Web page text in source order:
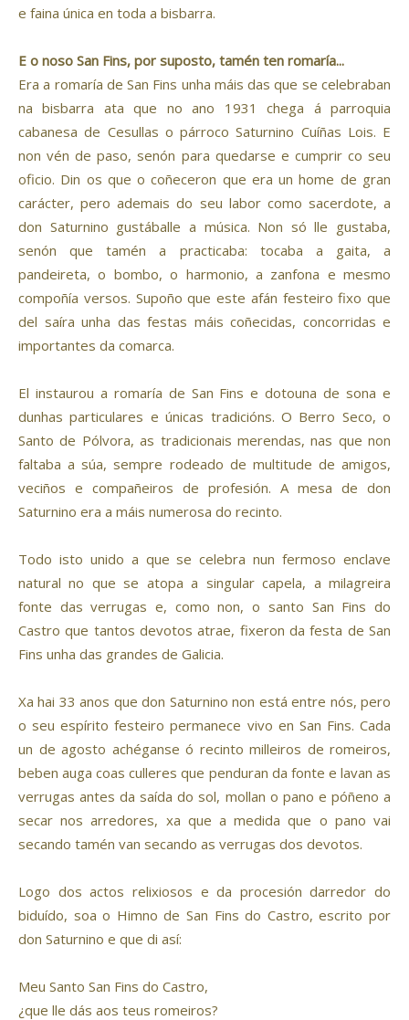
e faina única en toda a bisbarra.
E o noso San Fins, por suposto, tamén ten romaría...
Era a romaría de San Fins unha máis das que se celebraban
na bisbarra ata que no ano 1931 chega á parroquia
cabanesa de Cesullas o párroco Saturnino Cuíñas Lois. E
non vén de paso, senón para quedarse e cumprir co seu
oficio. Din os que o coñeceron que era un home de gran
carácter, pero ademais do seu labor como sacerdote, a
don Saturnino gustáballe a música. Non só lle gustaba,
senón que tamén a practicaba: tocaba a gaita, a
pandeireta, o bombo, o harmonio, a zanfona e mesmo
compoñía versos. Supoño que este afán festeiro fixo que
del saíra unha das festas máis coñecidas, concorridas e
importantes da comarca.
El instaurou a romaría de San Fins e dotouna de sona e
dunhas particulares e únicas tradicións. O Berro Seco, o
Santo de Pólvora, as tradicionais merendas, nas que non
faltaba a súa, sempre rodeado de multitude de amigos,
veciños e compañeiros de profesión. A mesa de don
Saturnino era a máis numerosa do recinto.
Todo isto unido a que se celebra nun fermoso enclave
natural no que se atopa a singular capela, a milagreira
fonte das verrugas e, como non, o santo San Fins do
Castro que tantos devotos atrae, fixeron da festa de San
Fins unha das grandes de Galicia.
Xa hai 33 anos que don Saturnino non está entre nós, pero
o seu espírito festeiro permanece vivo en San Fins. Cada
un de agosto achéganse ó recinto milleiros de romeiros,
beben auga coas culleres que penduran da fonte e lavan as
verrugas antes da saída do sol, mollan o pano e póñeno a
secar nos arredores, xa que a medida que o pano vai
secando tamén van secando as verrugas dos devotos.
Logo dos actos relixiosos e da procesión darredor do
biduído, soa o Himno de San Fins do Castro, escrito por
don Saturnino e que di así:
Meu Santo San Fins do Castro,
¿que lle dás aos teus romeiros?